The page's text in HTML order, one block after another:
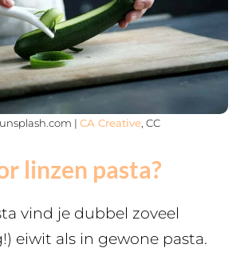
| CA Creative , CC
linzen pasta?
vind je dubbel zoveel
eiwit als in gewone pasta.